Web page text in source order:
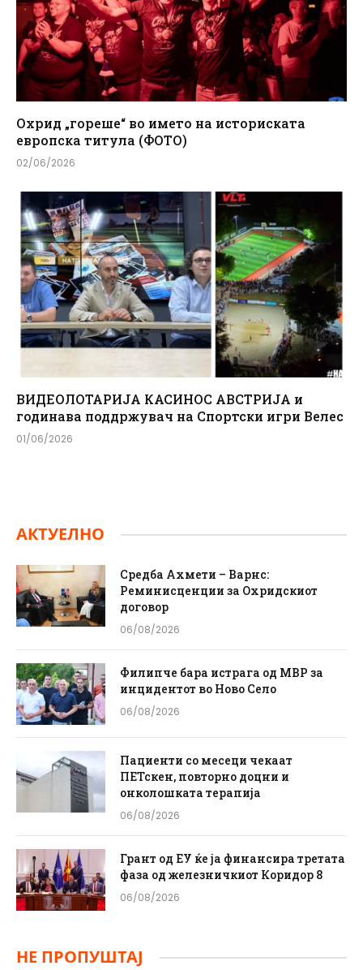
Охрид „гореше“ во името на историската
европска титула (ФОТО)
02/06/2026
ВИДЕОЛОТАРИЈА КАСИНОС АВСТРИЈА и
годинава поддржувач на Спортски игри Велес
01/06/2026
АКТУЕЛНО
Средба Ахмети – Варнс:
Реминисценции за Охридскиот
договор
06/08/2026
Филипче бара истрага од МВР за
инцидентот во Ново Село
06/08/2026
Пациенти со месеци чекаат
ПЕТскен, повторно доцни и
онколошката терапија
06/08/2026
Грант од ЕУ ќе ја финансира третата
фаза од железничкиот Коридор 8
06/08/2026
НЕ ПРОПУШТАЈ